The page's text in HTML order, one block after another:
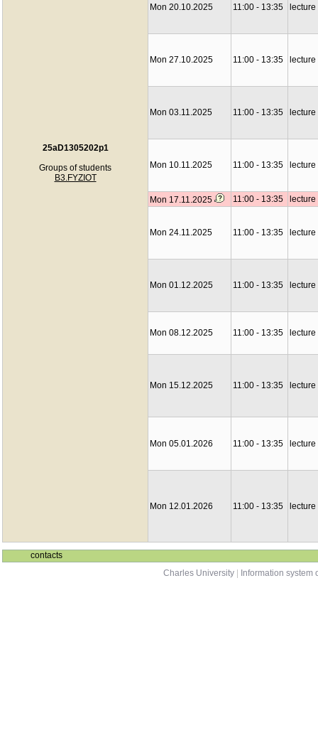
25aD1305202p1
Groups of students
B3.FYZIOT
Mon 20.10.2025 11:00 - 13:35 lecture
Mon 27.10.2025 11:00 - 13:35 lecture
Mon 03.11.2025 11:00 - 13:35 lecture
Mon 10.11.2025 11:00 - 13:35 lecture
Mon 17.11.2025 11:00 - 13:35 lecture
Mon 24.11.2025 11:00 - 13:35 lecture
Mon 01.12.2025 11:00 - 13:35 lecture
Mon 08.12.2025 11:00 - 13:35 lecture
Mon 15.12.2025 11:00 - 13:35 lecture
Mon 05.01.2026 11:00 - 13:35 lecture
Mon 12.01.2026 11:00 - 13:35 lecture
contacts
Charles University
Information